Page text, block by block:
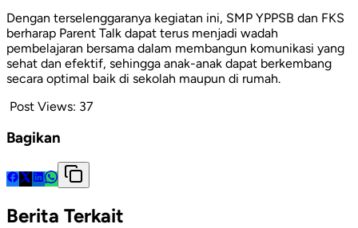
Dengan terselenggaranya kegiatan ini, SMP YPPSB dan FKS
berharap Parent Talk dapat terus menjadi wadah
pembelajaran bersama dalam membangun komunikasi yang
sehat dan efektif, sehingga anak-anak dapat berkembang
secara optimal baik di sekolah maupun di rumah.
Post Views: 37
Bagikan
Berita Terkait